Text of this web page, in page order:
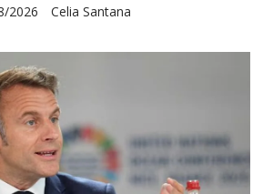
Celia Santana
2026